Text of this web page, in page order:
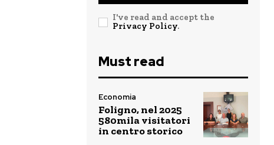
I've read and accept the
Privacy Policy.
Must read
Economia
Foligno, nel 2025
580mila visitatori
in centro storico